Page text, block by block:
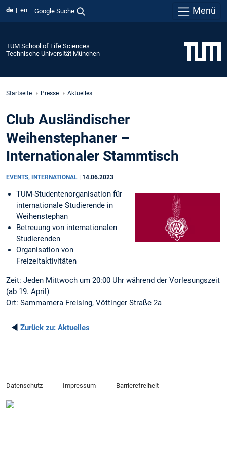
de en Google Suche Menü
TUM School of Life Sciences
Technische Universität München
Startseite Presse Aktuelles
Club Ausländischer
Weihenstephaner –
Internationaler Stammtisch
EVENTS, INTERNATIONAL 14.06.2023
TUM-Studentenorganisation für
internationale Studierende in
Weihenstephan
Betreuung von internationalen
Studierenden
Organisation von
Freizeitaktivitäten
Zeit: Jeden Mittwoch um 20:00 Uhr während der Vorlesungszeit
(ab 19. April)
Ort: Sammamera Freising, Vöttinger Straße 2a
◄ Zurück zu: Aktuelles
Datenschutz Impressum Barrierefreiheit